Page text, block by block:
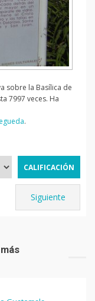
sobre la Basílica de
7997 veces. Ha
.
Siguiente